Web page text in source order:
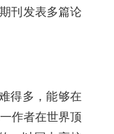
刊发表多篇论
得多，能够在
作者在世界顶